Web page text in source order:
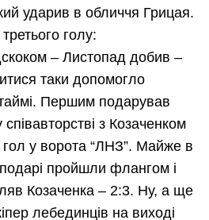
ударив в обличчя Грицая.
голу:
– Листопад добив –
таки допомогло
Першим подарував
з Козаченком
у ворота “ЛНЗ”. Майже в
пройшли флангом і
Козаченка – 2:3. Ну, а ще
лебединців на виході